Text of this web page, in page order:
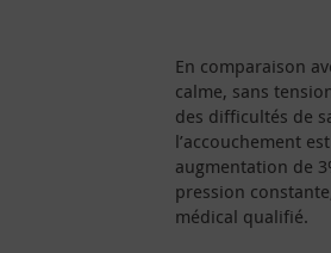
En comparaison
calme, sans
des difficultés de
l’accouchement
augmentation de
pression
médical qualifié.